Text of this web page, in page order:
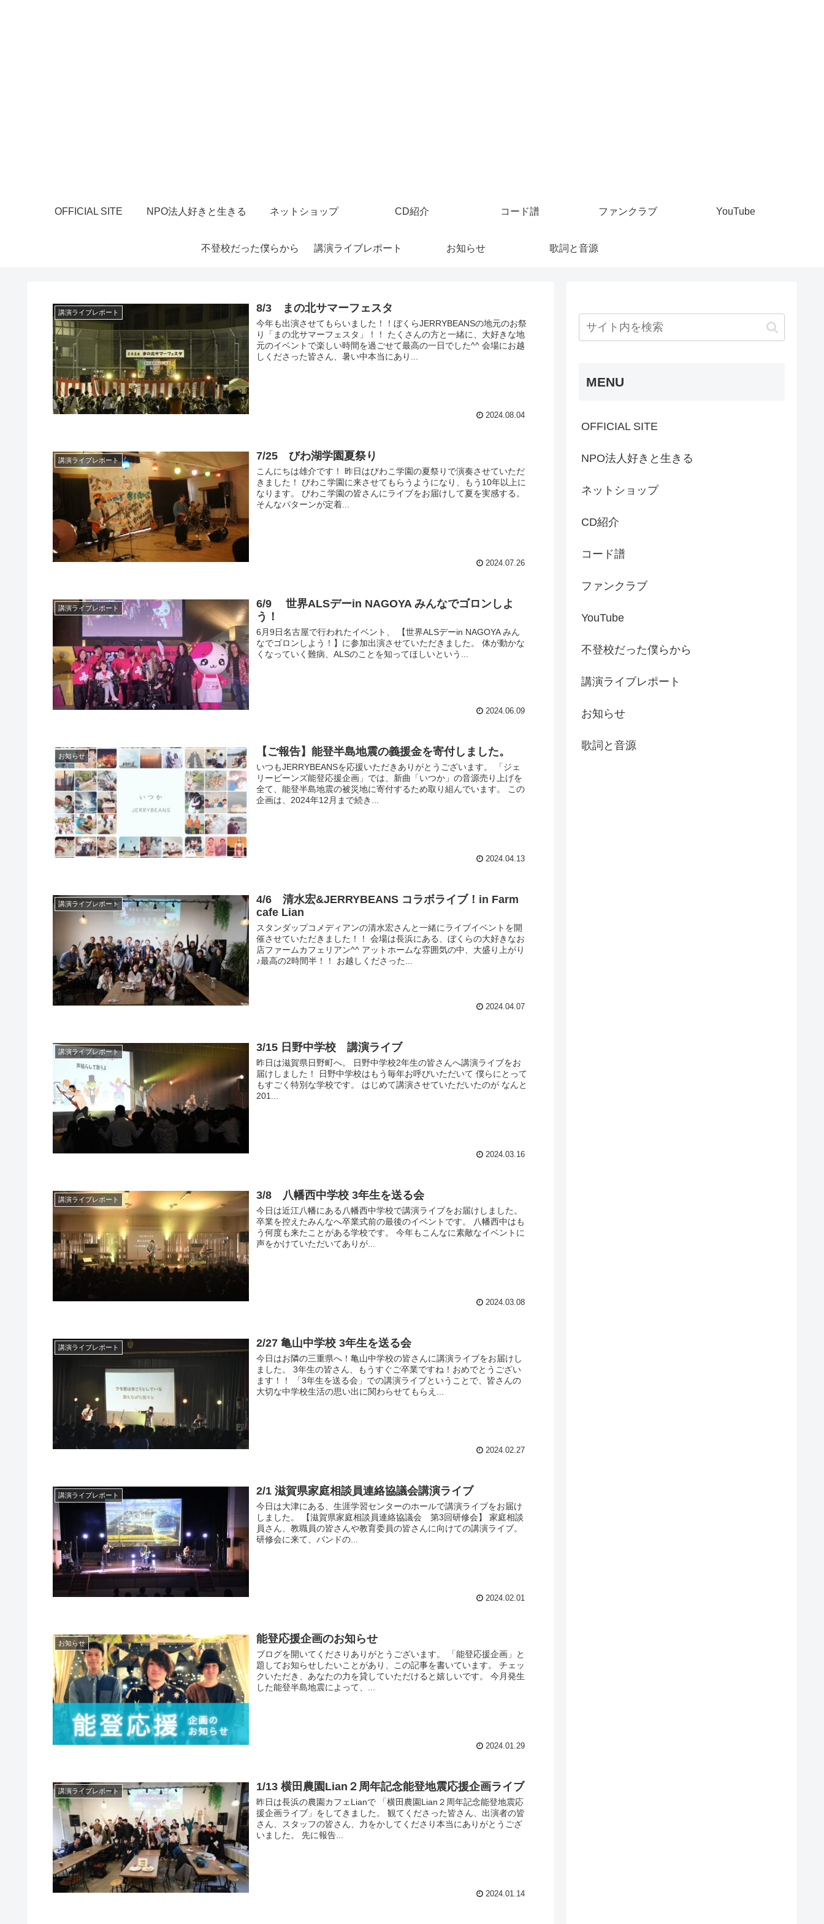
OFFICIAL SITE NPO法人好きと生きる ネットショップ CD紹介 コード譜 ファンクラブ YouTube
不登校だった僕らから 講演ライブレポート お知らせ 歌詞と音源
講演ライブレポート 8/3 まの北サマーフェスタ
今年も出演させてもらいました！！ぼくらJERRYBEANSの地元のお祭
り「まの北サマーフェスタ」！！ たくさんの方と一緒に、大好きな地
元のイベントで楽しい時間を過ごせて最高の一日でした^^ 会場にお越
しくださった皆さん、暑い中本当にあり...
2024.08.04
講演ライブレポート 7/25 びわ湖学園夏祭り
こんにちは雄介です！ 昨日はびわこ学園の夏祭りで演奏させていただ
きました！ びわこ学園に来させてもらうようになり、もう10年以上に
なります。 びわこ学園の皆さんにライブをお届けして夏を実感する。
そんなパターンが定着...
2024.07.26
講演ライブレポート
6/9 世界ALSデーin NAGOYA みんなでゴロンしよ
う！
6月9日名古屋で行われたイベント、 【世界ALSデーin NAGOYA みん
なでゴロンしよう！】に参加出演させていただきました。 体が動かな
くなっていく難病、ALSのことを知ってほしいという...
2024.06.09
お知らせ 【ご報告】能登半島地震の義援金を寄付しました。
いつもJERRYBEANSを応援いただきありがとうございます。 「ジェ
リービーンズ能登応援企画」では、新曲「いつか」の音源売り上げを
全て、能登半島地震の被災地に寄付するため取り組んでいます。 この
企画は、2024年12月まで続き...
2024.04.13
講演ライブレポート
4/6 清水宏&JERRYBEANS コラボライブ！in Farm
cafe Lian
スタンダップコメディアンの清水宏さんと一緒にライブイベントを開
催させていただきました！！ 会場は長浜にある、ぼくらの大好きなお
店ファームカフェリアン^^ アットホームな雰囲気の中、大盛り上がり
♪最高の2時間半！！ お越しくださった...
2024.04.07
講演ライブレポート 3/15 日野中学校 講演ライブ
昨日は滋賀県日野町へ。 日野中学校2年生の皆さんへ講演ライブをお
届けしました！ 日野中学校はもう毎年お呼びいただいて 僕らにとって
もすごく特別な学校です。 はじめて講演させていただいたのが なんと
201...
2024.03.16
講演ライブレポート 3/8 八幡西中学校 3年生を送る会
今日は近江八幡にある八幡西中学校で講演ライブをお届けしました。
卒業を控えたみんなへ卒業式前の最後のイベントです。 八幡西中はも
う何度も来たことがある学校です。 今年もこんなに素敵なイベントに
声をかけていただいてありが...
2024.03.08
講演ライブレポート 2/27 亀山中学校 3年生を送る会
今日はお隣の三重県へ！亀山中学校の皆さんに講演ライブをお届けし
ました。 3年生の皆さん、もうすぐご卒業ですね！おめでとうござい
ます！！ 「3年生を送る会」での講演ライブということで、皆さんの
大切な中学校生活の思い出に関わらせてもらえ...
2024.02.27
講演ライブレポート 2/1 滋賀県家庭相談員連絡協議会講演ライブ
今日は大津にある、生涯学習センターのホールで講演ライブをお届け
しました。 【滋賀県家庭相談員連絡協議会 第3回研修会】 家庭相談
員さん、教職員の皆さんや教育委員の皆さんに向けての講演ライブ。
研修会に来て、バンドの...
2024.02.01
お知らせ 能登応援企画のお知らせ
ブログを開いてくださりありがとうございます。 「能登応援企画」と
題してお知らせしたいことがあり、この記事を書いています。 チェッ
クいただき、あなたの力を貸していただけると嬉しいです。 今月発生
した能登半島地震によって、...
2024.01.29
講演ライブレポート 1/13 横田農園Lian２周年記念能登地震応援企画ライブ
昨日は長浜の農園カフェLianで 「横田農園Lian２周年記念能登地震応
援企画ライブ」をしてきました。 観てくださった皆さん、出演者の皆
さん、スタッフの皆さん、力をかしてくださり本当にありがとうござ
いました。 先に報告...
2024.01.14
MENU
OFFICIAL SITE
NPO法人好きと生きる
ネットショップ
CD紹介
コード譜
ファンクラブ
YouTube
不登校だった僕らから
講演ライブレポート
お知らせ
歌詞と音源